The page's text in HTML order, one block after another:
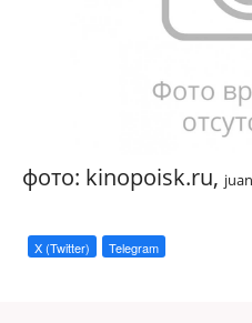
фото: kinopoisk.ru,
X (Twitter) Telegram